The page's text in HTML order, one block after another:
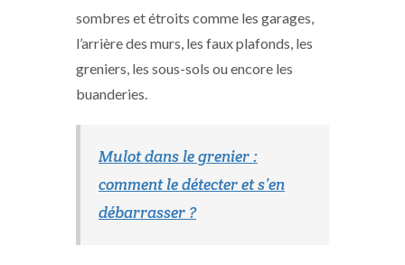
sombres et étroits comme les garages,
l’arrière des murs, les faux plafonds, les
greniers, les sous-sols ou encore les
buanderies.
Mulot dans le grenier :
comment le détecter et s’en
débarrasser ?